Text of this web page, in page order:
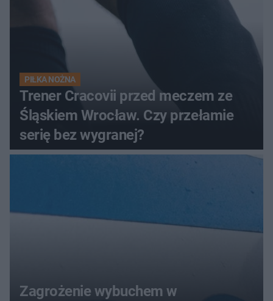
PIŁKA NOŻNA
Trener Cracovii przed meczem ze
Śląskiem Wrocław. Czy przełamie
serię bez wygranej?
Zagrożenie wybuchem w